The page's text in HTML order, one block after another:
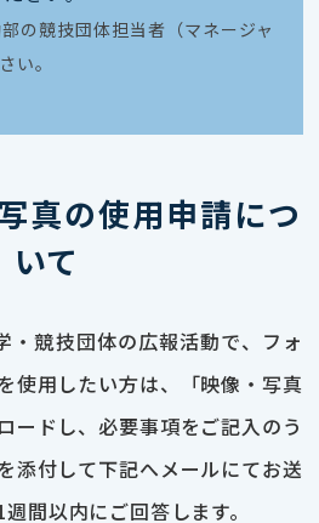
の競技団体担当者（マネージャ
い。
真の使用申請につ
いて
・競技団体の広報活動で、フォ
使用したい方は、「映像・写真
ードし、必要事項をご記入のう
添付して下記へメールにてお送
間以内にご回答します。